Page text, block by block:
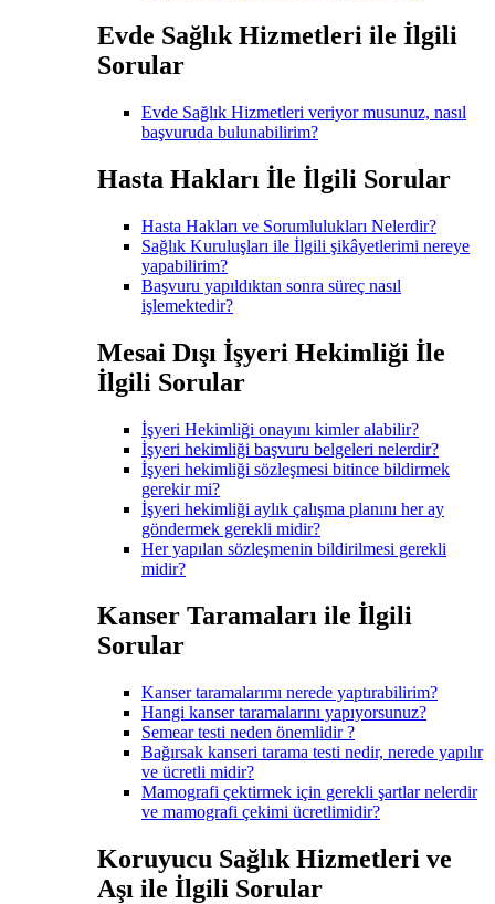
Evde Sağlık Hizmetleri ile İlgili
Sorular
Evde Sağlık Hizmetleri veriyor musunuz, nasıl
başvuruda bulunabilirim?
Hasta Hakları İle İlgili Sorular
Hasta Hakları ve Sorumlulukları Nelerdir?
Sağlık Kuruluşları ile İlgili şikâyetlerimi nereye
yapabilirim?
Başvuru yapıldıktan sonra süreç nasıl
işlemektedir?
Mesai Dışı İşyeri Hekimliği İle
İlgili Sorular
İşyeri Hekimliği onayını kimler alabilir?
İşyeri hekimliği başvuru belgeleri nelerdir?
İşyeri hekimliği sözleşmesi bitince bildirmek
gerekir mi?
İşyeri hekimliği aylık çalışma planını her ay
göndermek gerekli midir?
Her yapılan sözleşmenin bildirilmesi gerekli
midir?
Kanser Taramaları ile İlgili
Sorular
Kanser taramalarımı nerede yaptırabilirim?
Hangi kanser taramalarını yapıyorsunuz?
Semear testi neden önemlidir ?
Bağırsak kanseri tarama testi nedir, nerede yapılır
ve ücretli midir?
Mamografi çektirmek için gerekli şartlar nelerdir
ve mamografi çekimi ücretlimidir?
Koruyucu Sağlık Hizmetleri ve
Aşı ile İlgili Sorular